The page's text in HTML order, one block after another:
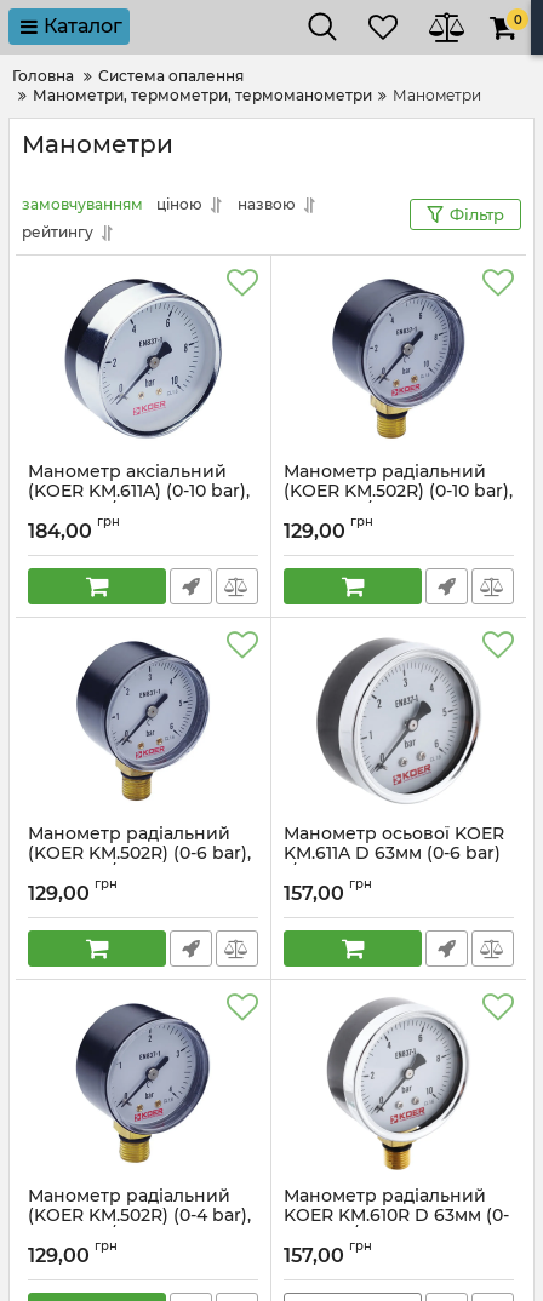
Каталог 0
Головна
Система опалення
Манометри, термометри, термоманометри
Манометри
Манометри
замовчуванням ціною
назвою
рейтингу
Фільтр
Манометр аксіальний
(KOER KM.611A) (0-10 bar),
D 63мм, 1/4'' (KR0212)
Артикул: KR0212
184,00 грн
Манометр радіальний
(KOER KM.502R) (0-10 bar),
D 50мм, 1/4'' (KR0209)
Артикул: KR0209
129,00 грн
Манометр радіальний
(KOER KM.502R) (0-6 bar),
D 50мм, 1/4'' (KR0208)
Артикул: KR0208
129,00 грн
Манометр осьової KOER
KM.611A D 63мм (0-6 bar)
1/4''(KR2901)
Артикул: KR2901
157,00 грн
Манометр радіальний
(KOER KM.502R) (0-4 bar),
D 50мм, 1/4'' (KR0207)
Артикул: KR0207
129,00 грн
Манометр радіальний
KOER KM.610R D 63мм (0-
10 bar) 1/4'' (KR2902)
Артикул: KR2902
157,00 грн